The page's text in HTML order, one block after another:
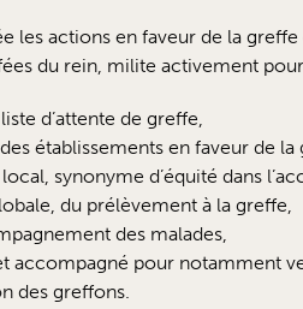
les actions en faveur de la
du rein, milite activement
d’attente de greffe,
établissements en faveur de la
synonyme d’équité dans
du prélèvement à la greffe,
des malades,
pour notamment
des greffons.